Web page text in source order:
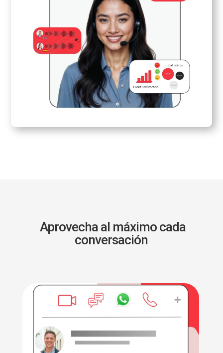
Aprovecha al máximo cada
conversación